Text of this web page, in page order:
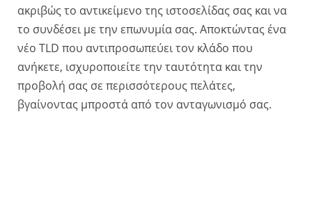
ακριβώς το αντικείμενο της ιστοσελίδας σας και να
το συνδέσει με την επωνυμία σας. Αποκτώντας ένα
νέο TLD που αντιπροσωπεύει τον κλάδο που
ανήκετε, ισχυροποιείτε την ταυτότητα και την
προβολή σας σε περισσότερους πελάτες,
βγαίνοντας μπροστά από τον ανταγωνισμό σας.